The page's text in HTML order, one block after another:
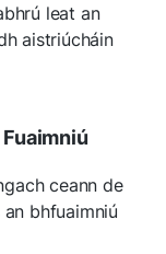
leat an
aistriúcháin
ceann de
bhfuaimniú